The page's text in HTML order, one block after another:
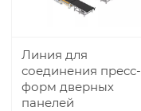
Линия для
соединения пресс-
форм дверных
панелей